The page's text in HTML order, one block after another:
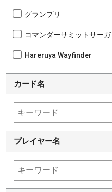
グランプリ
コマンダーサミットサーガ
Hareruya Wayfinder
カード名
プレイヤー名